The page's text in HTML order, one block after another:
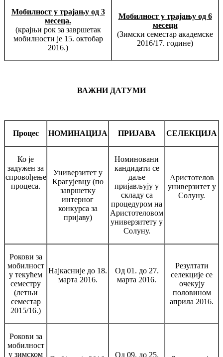
Мобилност у трајању од 3
месеца.
(крајњи рок за завршетак
мобилности је 15. октобар
2016.)
Мобилност у трајању од 6
месеци
(Зимски семестар академске
2016/17. године)
ВАЖНИ ДАТУМИ
Процес НОМИНАЦИЈА ПРИЈАВА СЕЛЕКЦИЈА
Ко је
задужен за
спровођење
процеса.
Универзитет у
Крагујевцу (по
завршетку
интерног
конкурса за
пријаву)
Номиновани
кандидати се
даље
пријављују у
складу са
процедуром на
Аристотеловом
универзитету у
Солуну.
Аристотелов
универзитет у
Солуну.
Рокови за
мобилност
у текућем
семестру
(летњи
семестар
2015/16.)
Најкасније до 18.
марта 2016.
Од 01. до 27.
марта 2016.
Резултати
селекције се
очекују
половином
априла 2016.
Рокови за
мобилност
у зимском
Од 09. до 25.